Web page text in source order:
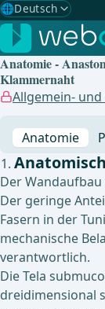
🌐Deutsch
Gewählte Sprache:
🇩🇪 Deutsch
🇬🇧English
🇪🇸Spanisch
🇧🇷Brasilianisch
Anatomie -
Klammernaht
Allgemein-
Anatomie
Der
Der geringe
Fasern in der
mechanische
verantwortlich.
Die Tela
dreidimensional